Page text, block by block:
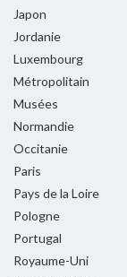
Japon
Jordanie
Luxembourg
Métropolitain
Musées
Normandie
Occitanie
Paris
Pays de la Loire
Pologne
Portugal
Royaume-Uni